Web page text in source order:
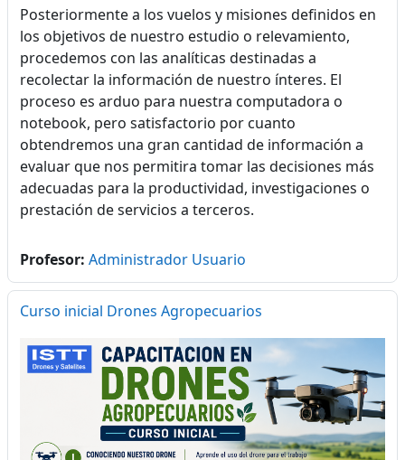
Posteriormente a los vuelos y misiones definidos en
los objetivos de nuestro estudio o relevamiento,
procedemos con las analíticas destinadas a
recolectar la información de nuestro ínteres. El
proceso es arduo para nuestra computadora o
notebook, pero satisfactorio por cuanto
obtendremos una gran cantidad de información a
evaluar que nos permitira tomar las decisiones más
adecuadas para la productividad, investigaciones o
prestación de servicios a terceros.
Profesor: Administrador Usuario
Curso inicial Drones Agropecuarios